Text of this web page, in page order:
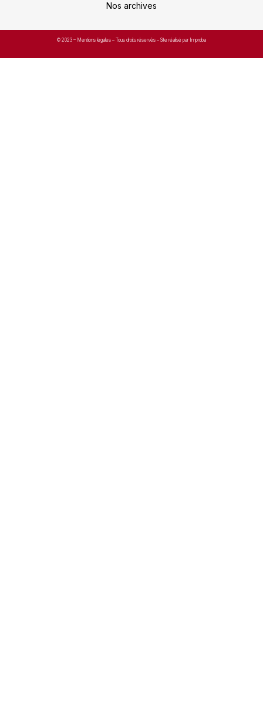
Nos archives
© 2023 – Mentions légales – Tous droits réservés – Site réalisé par Improba